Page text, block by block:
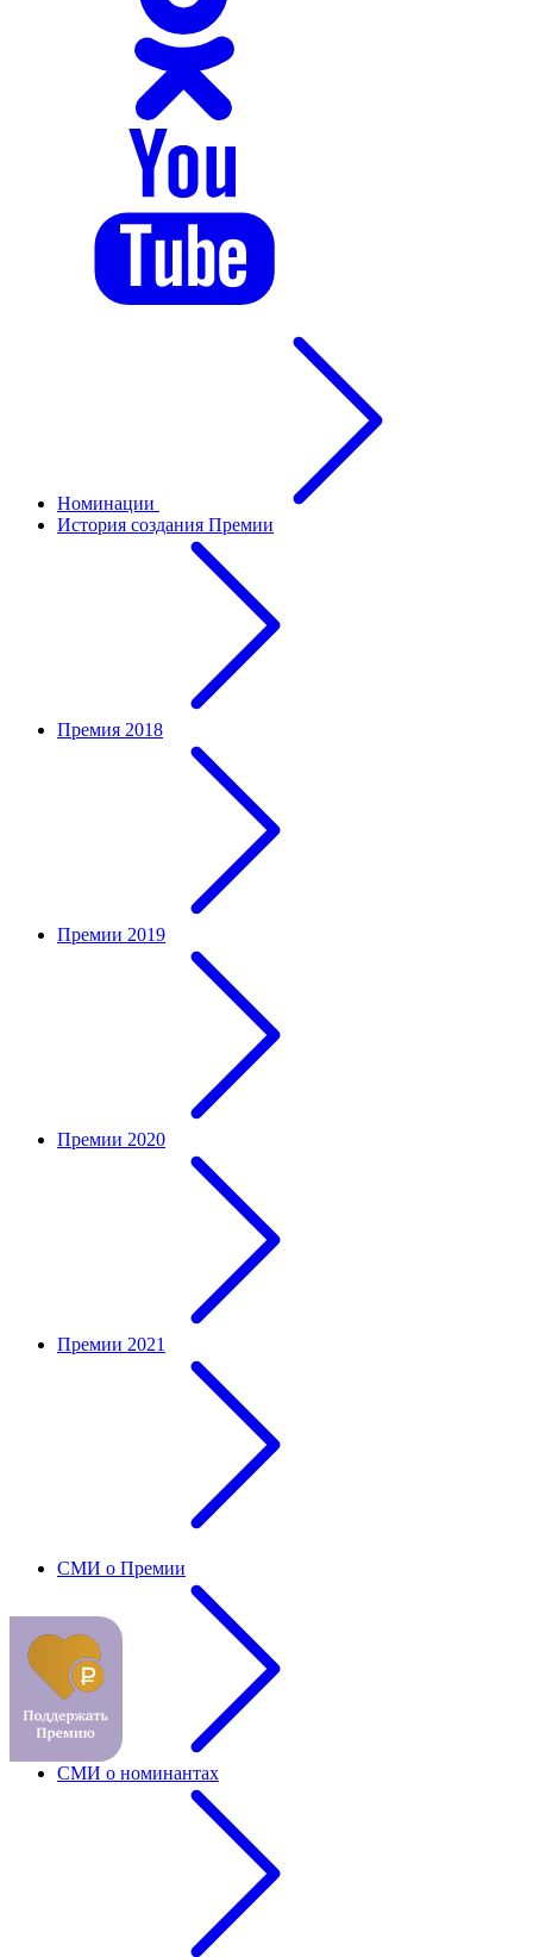
Номинации
История создания Премии
Премия 2018
Премии 2019
Премии 2020
Премии 2021
СМИ о Премии
СМИ о номинантах